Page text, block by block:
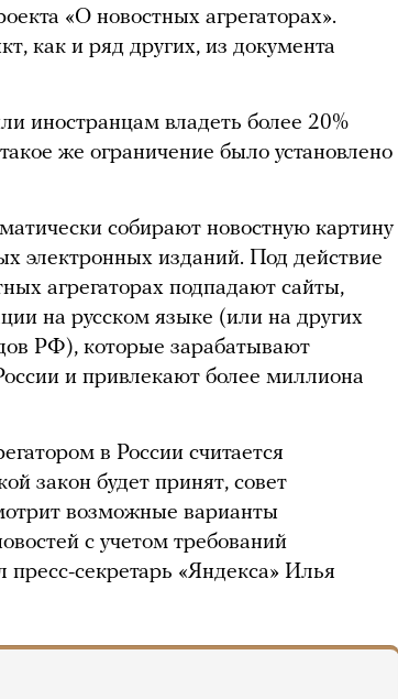
«О новостных агрегаторах».
как и ряд других, из документа
иностранцам владеть более 20%
же ограничение было установлено
собирают новостную картину
электронных изданий. Под действие
агрегаторах подпадают сайты,
на русском языке (или на других
РФ), которые зарабатывают
и привлекают более миллиона
в России считается
закон будет принят, совет
возможные варианты
с учетом требований
пресс-секретарь «Яндекса» Илья